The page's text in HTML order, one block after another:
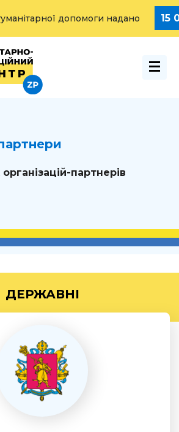
надано 15 000 000 грн.
партнерів
ДЕРЖАВНІ